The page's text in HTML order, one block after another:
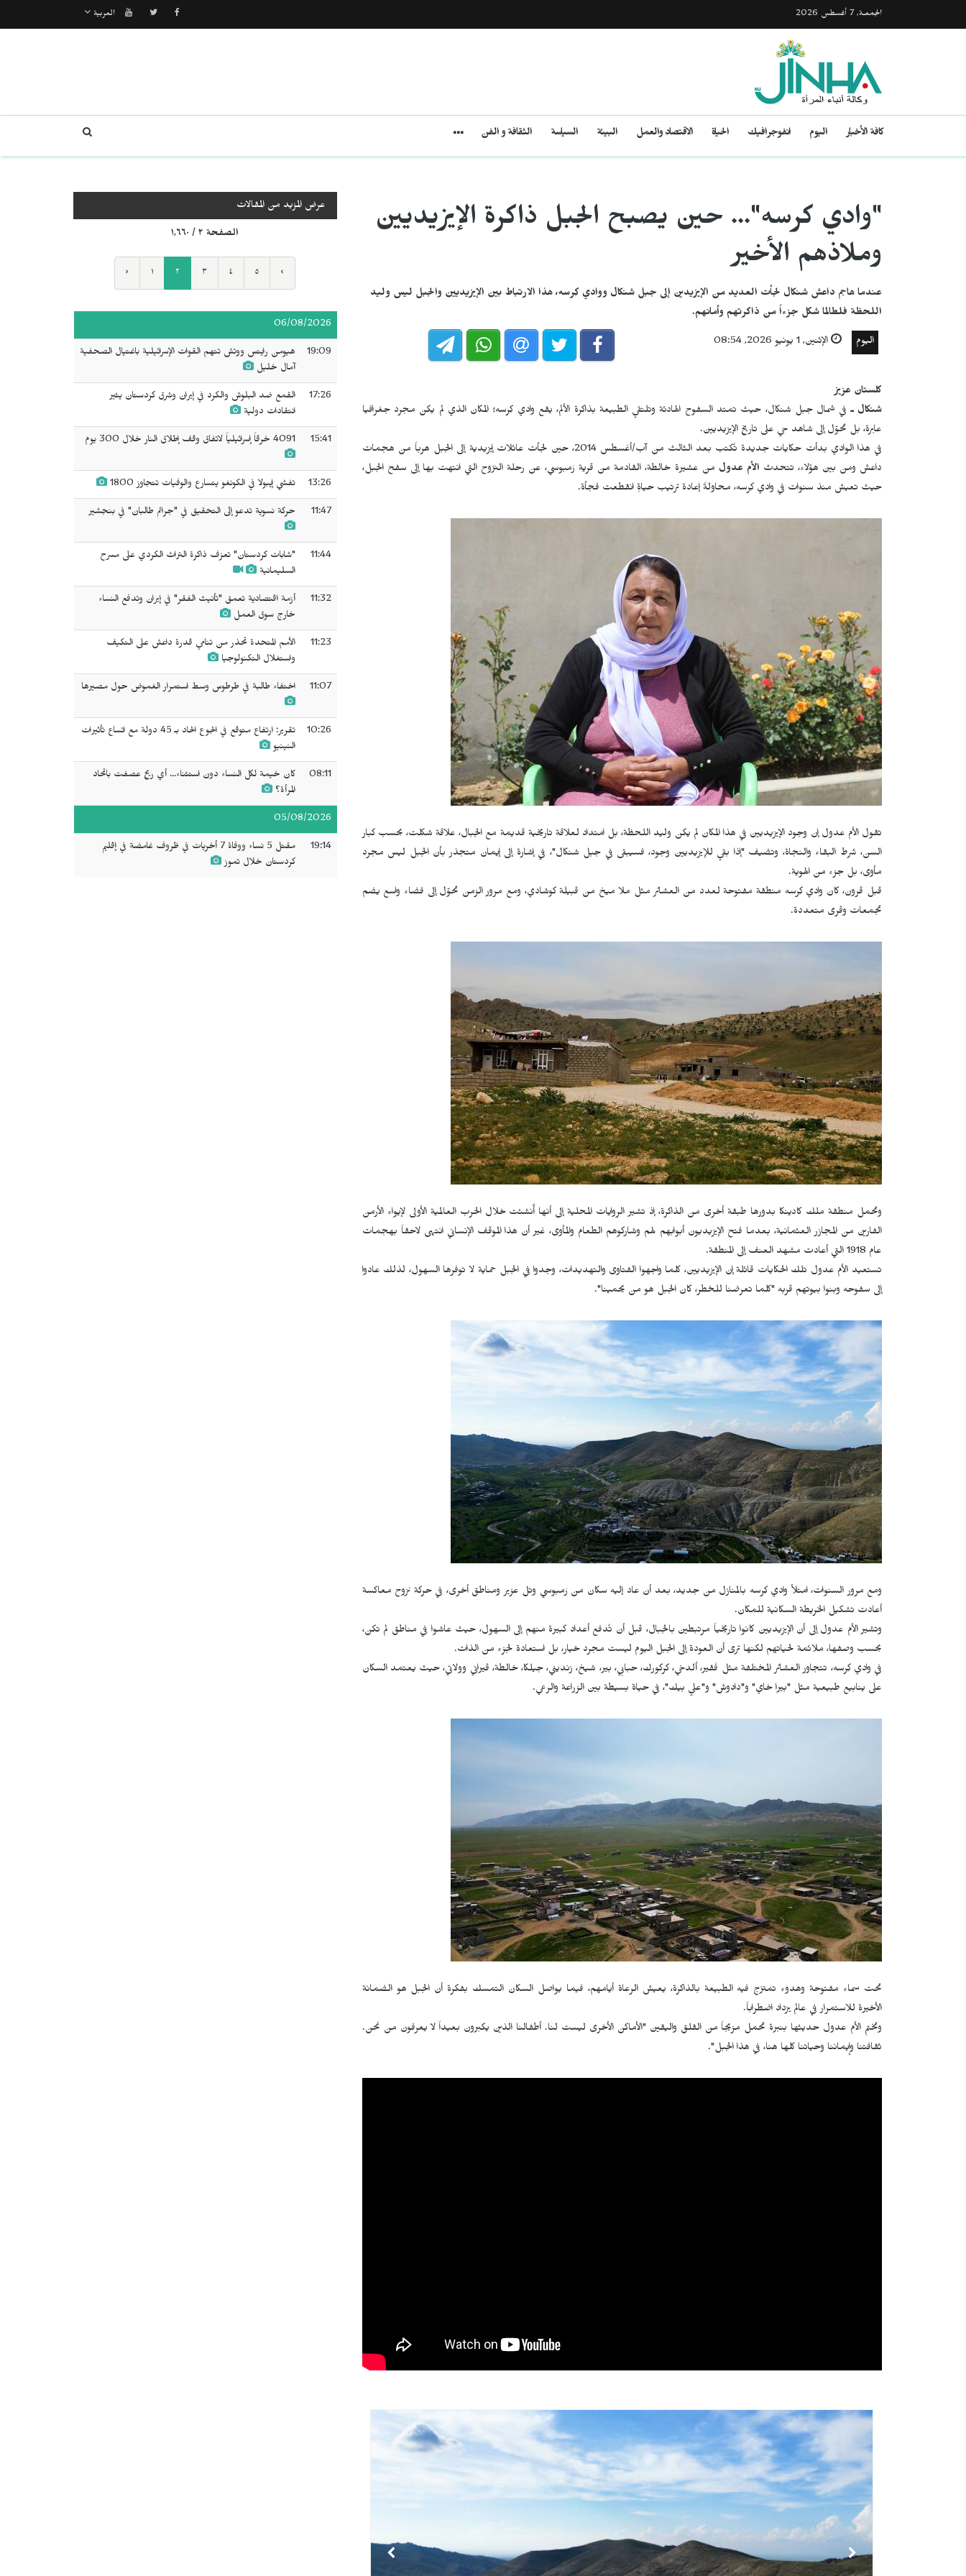
الجمعـة, 7 أغسطس 2026 العربية
كافة الأخبار اليوم انفوجرافيك الحياة الاقتصاد والعمل البيئة السياسة الثقافة و الفن
"وادي كرسه"... حين يصبح الجبل ذاكرة الإيزيديين
وملاذهم الأخير
عندما هاجم داعش شنكال لجأت العديد من الإيزيدين إلى جبل شنكال ووادي كِرسه، هذا الارتباط بين الإيزيديين والجبل ليس وليد
اللحظة فلطالما شكل جزءاً من ذاكرتهم وأمانهم.
اليوم الإثنين, 1 يونيو 2026, 08:54
كلستان عزيز
شنكال ـ في شمال جبل شنكال، حيث تمتد السفوح الهادئة وتلتقي الطبيعة بذاكرة الألم، يقع وادي كِرسه؛ المكان الذي لم يكن مجرد جغرافيا
عابرة، بل تحوّل إلى شاهد حي على تاريخ الإيزيديين.
في هذا الوادي بدأت حكايات جديدة تُكتب بعد الثالث من آب/أغسطس 2014، حين لجأت عائلات إيزيدية إلى الجبل هرباً من هجمات
داعش ومن بين هؤلاء، تتحدث الأم عدول من عشيرة خالطة، القادمة من قرية رَمبوسي، عن رحلة النزوح التي انتهت بها إلى سفح الجبل،
حيث تعيش منذ سنوات في وادي كِرسه، محاولةً إعادة ترتيب حياةٍ انقطعت فجأة.
تقول الأم عدول إن وجود الإيزيديين في هذا المكان لم يكن وليد اللحظة، بل امتداد لعلاقة تاريخية قديمة مع الجبال، علاقة شكلت، بحسب كبار
السن، شرط البقاء والنجاة، وتضيف "إذا بقي للإيزيديين وجود، فسيبقى في جبل شنكال"، في إشارة إلى إيمان متجذر بأن الجبل ليس مجرد
مأوى، بل جزء من الهوية.
قبل قرون، كان وادي كِرسه منطقة مفتوحة لعدد من العشائر مثل ملا ميخ من قبيلة كوشادي، ومع مرور الزمن تحوّل إلى فضاء واسع يضم
تجمعات وقرى متعددة.
وتحمل منطقة ملك كادينكا بدورها طبقة أخرى من الذاكرة، إذ تشير الروايات المحلية إلى أنها أُنشئت خلال الحرب العالمية الأولى لإيواء الأرمن
الفارين من المجازر العثمانية، بعدما فتح الإيزيديون أبوابهم لهم وشاركوهم الطعام والمأوى، غير أن هذا الموقف الإنساني انتهى لاحقاً بهجمات
عام 1918 التي أعادت مشهد العنف إلى المنطقة.
تستعيد الأم عدول تلك الحكايات قائلة إن الإيزيديين، كلما واجهوا الفتاوى والتهديدات، وجدوا في الجبل حماية لا توفرها السهول، لذلك عادوا
إلى سفوحه وبنوا بيوتهم قربه "كلما تعرضنا للخطر، كان الجبل هو من يحمينا".
ومع مرور السنوات، امتلأ وادي كِرسه بالمنازل من جديد، بعد أن عاد إليه سكان من رَمبوسي وتل عزير ومناطق أخرى، في حركة نزوح معاكسة
أعادت تشكيل الخريطة السكانية للمكان.
وتشير الأم عدول إلى أن الإيزيديين كانوا تاريخياً مرتبطين بالجبال، قبل أن تُدفع أعداد كبيرة منهم إلى السهول، حيث عاشوا في مناطق لم تكن،
بحسب وصفها، ملائمة لحياتهم لكنها ترى أن العودة إلى الجبل اليوم ليست مجرد خيار، بل استعادة لجزء من الذات.
في وادي كِرسه، تتجاور العشائر المختلفة مثل فَقير، ألدخي، كركورك، حبابي، بير، شيخ، زنديني، جيلكا، خالطة، قيراني وولاتي، حيث يعتمد السكان
على ينابيع طبيعية مثل "بيرا خاي" و"دادوش" و"علي بيك"، في حياة بسيطة بين الزراعة والرعي.
تحت سماء مفتوحة وهدوء تمتزج فيه الطبيعة بالذاكرة، يعيش الرعاة أيامهم، فيما يواصل السكان التمسك بفكرة أن الجبل هو الضمانة
الأخيرة للاستمرار في عالم يزداد اضطراباً.
وتختم الأم عدول حديثها بنبرة تحمل مزيجاً من القلق واليقين "الأماكن الأخرى ليست لنا. أطفالنا الذين يكبرون بعيداً لا يعرفون من نحن.
ثقافتنا وإيماننا وحياتنا كلها هنا، في هذا الجبل".
عرض المزيد من المقالات
الصفحة ٢ / ١٬٦٦٠
‹ ١ ٢ ٣ ٤ ٥ ›
06/08/2026
19:09
هيومن رايتس ووتش تتهم القوات الإسرائيلية باغتيال الصحفية
آمال خليل
17:26
القمع ضد البلوش والكرد في إيران وشرق كردستان يثير
انتقادات دولية
15:41 4091 خرقاً إسرائيلياً لاتفاق وقف إطلاق النار خلال 300 يوم
13:26 تفشي إيبولا في الكونغو يتسارع والوفيات تتجاوز 1800
11:47 حركة نسوية تدعو إلى التحقيق في "جرائم طالبان" في بنجشير
11:44
"شابات كردستان" تعزف ذاكرة التراث الكردي على مسرح
السليمانية
11:32
أزمة اقتصادية تعمق "تأنيث الفقر" في إيران وتدفع النساء
خارج سوق العمل
11:23
الأمم المتحدة تحذر من تنامي قدرة داعش على التكيف
واستغلال التكنولوجيا
11:07 اختفاء طالبة في طرطوس وسط استمرار الغموض حول مصيرها
10:26
تقرير: ارتفاع متوقع في الجوع الحاد بـ 45 دولة مع اتساع تأثيرات
النينيو
08:11
كان خيمة لكل النساء دون استثناء... أي ريح عصفت باتحاد
المرأة؟
05/08/2026
19:14
مقتل 5 نساء ووفاة 7 أخريات في ظروف غامضة في إقليم
كردستان خلال تموز